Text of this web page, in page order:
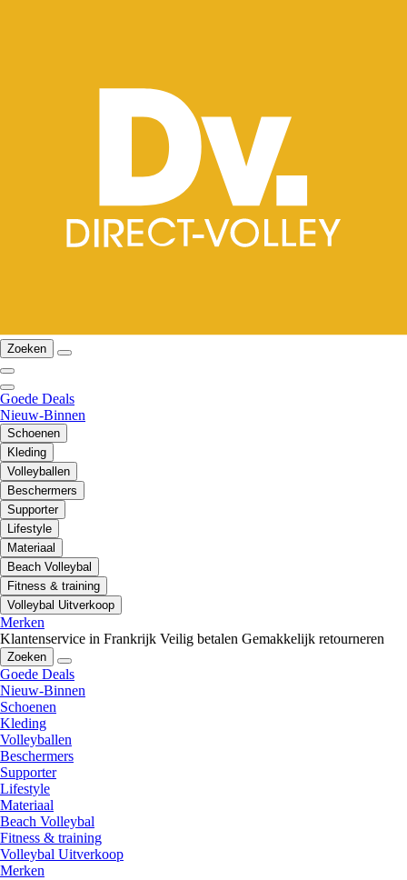
Zoeken
Goede Deals
Nieuw-Binnen
Schoenen
Kleding
Volleyballen
Beschermers
Supporter
Lifestyle
Materiaal
Beach Volleybal
Fitness & training
Volleybal Uitverkoop
Merken
Klantenservice in Frankrijk Veilig betalen Gemakkelijk retourneren
Zoeken
Goede Deals
Nieuw-Binnen
Schoenen
Kleding
Volleyballen
Beschermers
Supporter
Lifestyle
Materiaal
Beach Volleybal
Fitness & training
Volleybal Uitverkoop
Merken